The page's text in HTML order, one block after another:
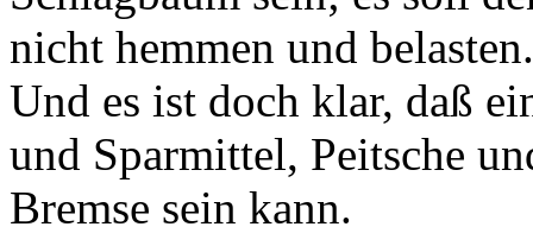
nicht hemmen und belasten.
Und es ist doch klar, daß
und Sparmittel, Peitsche
Bremse sein kann.